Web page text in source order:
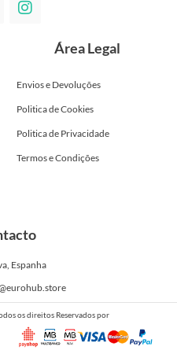
Área Legal
Envios e Devoluções
Politica de Cookies
Politica de Privacidade
Termos e Condições
Espanha
os direitos Reservados por